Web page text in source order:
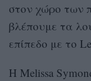
στον χώρο των
βλέπουμε τα
επίπεδο με το
Η Melissa